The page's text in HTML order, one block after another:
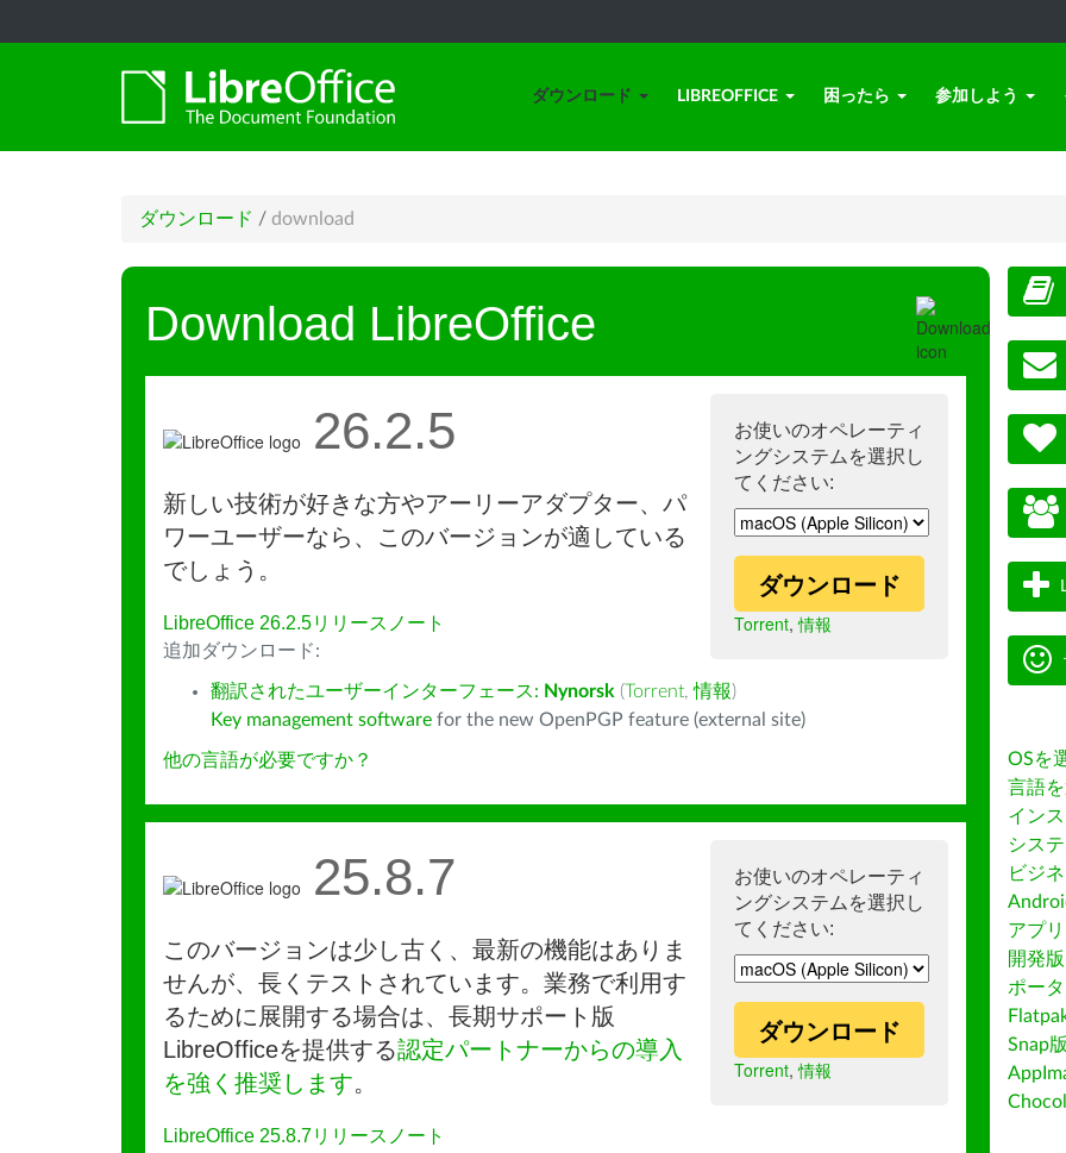
ダウンロード LIBREOFFICE 困ったら 参加しよう
ダウンロード / download
Download LibreOffice
お使いのオペレーティ
ングシステムを選択し
てください:
ダウンロード
Torrent,情報
26.2.5
新しい技術が好きな方やアーリーアダプター、パ
ワーユーザーなら、このバージョンが適している
でしょう。
LibreOffice 26.2.5リリースノート
追加ダウンロード:
翻訳されたユーザーインターフェース: Nynorsk (Torrent,情報)
Key management software for the new OpenPGP feature (external site)
他の言語が必要ですか？
お使いのオペレーティ
ングシステムを選択し
てください:
ダウンロード
Torrent,情報
25.8.7
このバージョンは少し古く、最新の機能はありま
せんが、長くテストされています。業務で利用す
るために展開する場合は、長期サポート版
LibreOfficeを提供する認定パートナーからの導入
を強く推奨します。
LibreOffice 25.8.7リリースノート
OSを
言語
イン
シス
ビジ
アプ
開発版
ポー
Snap版